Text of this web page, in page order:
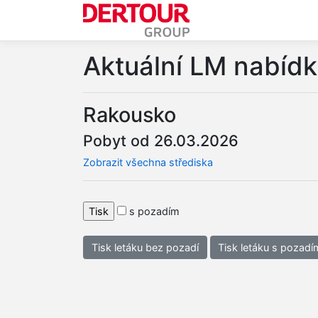
Aktuální LM
Rakousko
Pobyt od 26.03.2026
Zobrazit všechna střediska
s pozadím
Tisk letáku bez pozadí Tisk letáku s